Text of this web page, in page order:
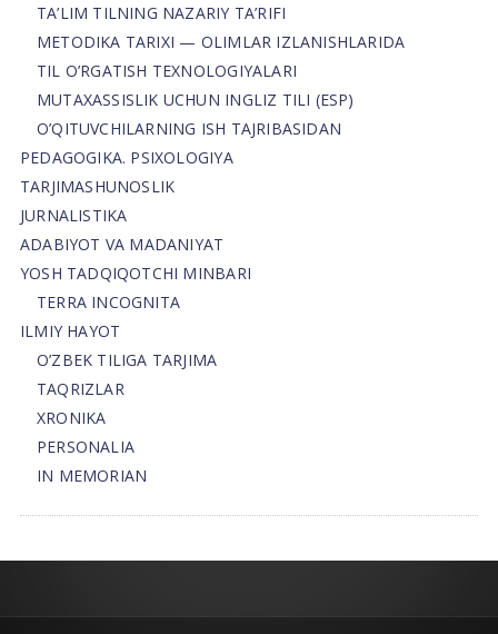
TA’LIM TILNING NAZARIY TA’RIFI
METODIKA TARIXI — OLIMLAR IZLANISHLARIDA
TIL O’RGATISH TEXNOLOGIYALARI
MUTAXASSISLIK UCHUN INGLIZ TILI (ESP)
O’QITUVCHILARNING ISH TAJRIBASIDAN
PEDAGOGIKA. PSIXOLOGIYA
TARJIMASHUNOSLIK
JURNALISTIKA
ADABIYOT VA MADANIYAT
YOSH TADQIQOTCHI MINBARI
TERRA INCOGNITA
ILMIY HAYOT
O’ZBEK TILIGA TARJIMA
TAQRIZLAR
XRONIKA
PERSONALIA
IN MEMORIAN